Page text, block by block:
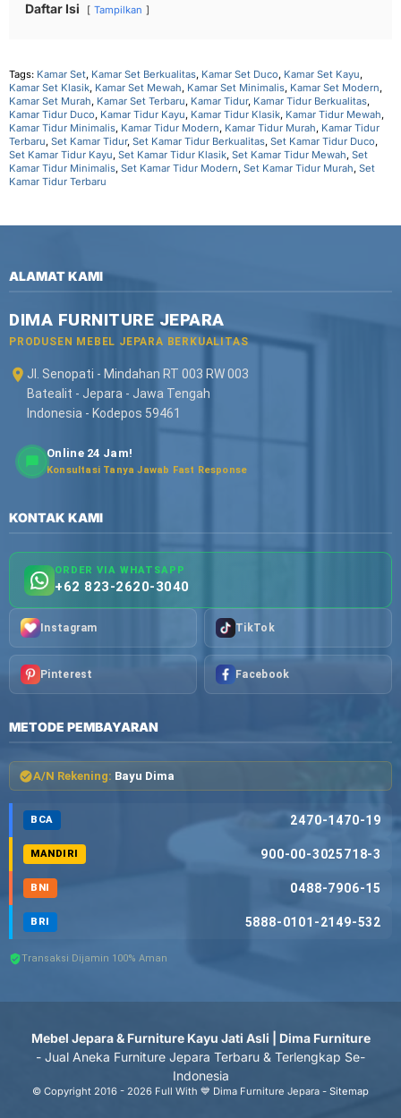
Daftar Isi Tampilkan
Tags: Kamar Set, Kamar Set Berkualitas, Kamar Set Duco, Kamar Set Kayu,
Kamar Set Klasik, Kamar Set Mewah, Kamar Set Minimalis, Kamar Set Modern,
Kamar Set Murah, Kamar Set Terbaru, Kamar Tidur, Kamar Tidur Berkualitas,
Kamar Tidur Duco, Kamar Tidur Kayu, Kamar Tidur Klasik, Kamar Tidur Mewah,
Kamar Tidur Minimalis, Kamar Tidur Modern, Kamar Tidur Murah, Kamar Tidur
Terbaru, Set Kamar Tidur, Set Kamar Tidur Berkualitas, Set Kamar Tidur Duco,
Set Kamar Tidur Kayu, Set Kamar Tidur Klasik, Set Kamar Tidur Mewah, Set
Kamar Tidur Minimalis, Set Kamar Tidur Modern, Set Kamar Tidur Murah, Set
Kamar Tidur Terbaru
ALAMAT KAMI
DIMA FURNITURE JEPARA
PRODUSEN MEBEL JEPARA BERKUALITAS
Jl. Senopati - Mindahan RT 003 RW 003
Batealit - Jepara - Jawa Tengah
Indonesia - Kodepos 59461
Online 24 Jam!
Konsultasi Tanya Jawab Fast Response
KONTAK KAMI
ORDER VIA WHATSAPP
+62 823-2620-3040
Instagram TikTok
Pinterest Facebook
METODE PEMBAYARAN
A/N Rekening: Bayu Dima
BCA 2470-1470-19
MANDIRI 900-00-3025718-3
BNI 0488-7906-15
BRI 5888-0101-2149-532
Transaksi Dijamin 100% Aman
Mebel Jepara & Furniture Kayu Jati Asli | Dima Furniture
- Jual Aneka Furniture Jepara Terbaru & Terlengkap Se-
Indonesia
© Copyright 2016 - 2026 Full With 💙 Dima Furniture Jepara - Sitemap